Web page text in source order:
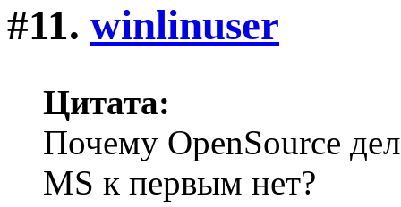
#11. winlinuser
Цитата:
Почему OpenSource
MS к первым нет?